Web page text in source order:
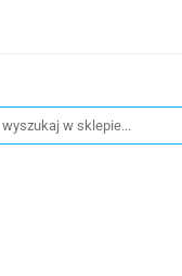
Blog Kontakt